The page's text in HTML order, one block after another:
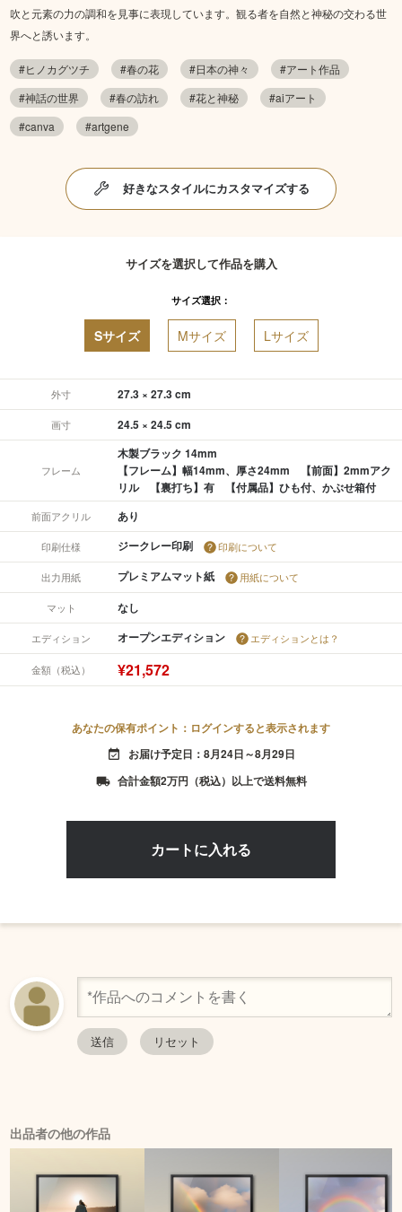
吹と元素の力の調和を見事に表現しています。観る者を自然と神秘の交わる世
界へと誘います。
#ヒノカグツチ #春の花 #日本の神々
#アート作品
#神話の世界
#春の訪れ #花と神秘
#aiアート
#canva
#artgene
好きなスタイルにカスタマイズする
サイズを選択して作品を購入
サイズ選択：
Sサイズ Mサイズ Lサイズ
外寸 27.3 × 27.3 cm
画寸 24.5 × 24.5 cm
フレーム
木製ブラック 14mm
【フレーム】幅14mm、厚さ24mm 【前面】2mmアク
リル 【裏打ち】有 【付属品】ひも付、かぶせ箱付
前面アクリル あり
印刷仕様 ジークレー印刷 印刷について
出力用紙 プレミアムマット紙 用紙について
マット なし
エディション オープンエディション エディションとは？
金額（税込） ¥21,572
あなたの保有ポイント：ログインすると表示されます
event_available お届け予定日：8月24日～8月29日
local_shipping 合計金額2万円（税込）以上で送料無料
出品者の他の作品